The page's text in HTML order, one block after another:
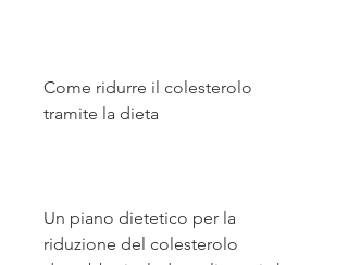
Come ridurre il colesterolo
tramite la dieta
Un piano dietetico per la
riduzione del colesterolo